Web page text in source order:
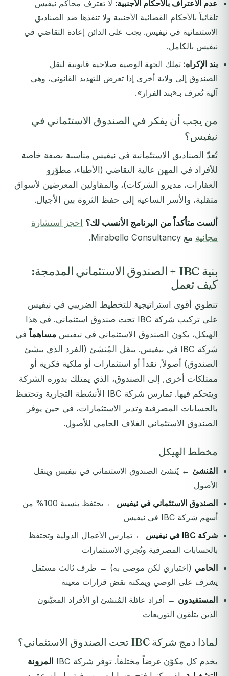
عدم الاعتراف بالأحكام الأجنبية: لا تعترف محاكم نيفيس
تلقائياً بالأحكام القضائية الأجنبية ولا تنفذها ضد الصناديق
الاستئمانية في نيفيس. يجب على الدائن إعادة التقاضي في
نيفيس بالكامل.
بند الإكراه: تملك الجهة الوصية صلاحية قانونية لنقل
الصندوق إلى ولاية أخرى إذا تعرض للتهديد القانوني، وهي
آلية تُعرف بـ«بند الفرار».
من يجب أن يفكر في الصندوق الاستئماني في
نيفيس؟
تُعدّ الصناديق الاستئمانية في نيفيس مناسبة بصفة خاصة
للأفراد في المهن عالية التقاضي (الأطباء، مطوّرو
العقارات، مديرو الشركات)، والمقاولين المعرضين لأسواق
متقلبة، والأسر الساعية إلى حفظ الثروة بين الأجيال.
ألست متأكداً من البرنامج الأنسب لك؟ احجز استشارة
مجانية مع Mirabello Consultancy.
بنية IBC + الصندوق الاستئماني المدمجة:
كيف تعمل
تنطوي أقوى استراتيجية للتخطيط الضريبي في نيفيس
على تركيب شركة IBC تحت صندوق استئماني. في هذا
الهيكل، يكون الصندوق الاستئماني في نيفيس مساهماً في
شركة IBC في نيفيس. ينقل المُنشئ (الفرد الذي ينشئ
الصندوق) أصولاً, نقداً أو استثمارات أو ملكية فكرية أو
ممتلكات أخرى, إلى الصندوق، الذي يمتلك بدوره الشركة
ويتحكم فيها. تمارس شركة IBC الأنشطة التجارية وتحتفظ
بالحسابات المصرفية وتدير الاستثمارات، في حين يوفر
الصندوق الاستئماني الغلاف الحامي للأصول.
مخطط الهيكل
المُنشئ ← يُنشئ الصندوق الاستئماني في نيفيس وينقل
الأصول
الصندوق الاستئماني في نيفيس
← يحتفظ بنسبة 100% من
أسهم شركة IBC في نيفيس
شركة IBC في نيفيس
← تمارس الأعمال الدولية وتحتفظ
بالحسابات المصرفية وتُجري الاستثمارات
الحامي (اختياري لكن موصى به) ← طرف ثالث مستقل
يشرف على الوصي ويمكنه نقض قرارات معينة
المستفيدون ← أفراد عائلة المُنشئ أو الأفراد المعيَّنون
الذين يتلقون التوزيعات
لماذا دمج شركة IBC تحت الصندوق الاستئماني؟
يخدم كل مكوّن غرضاً مختلفاً. توفر شركة IBC
المرونة